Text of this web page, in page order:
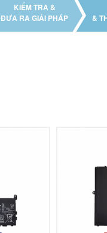
KIỂM TRA &
ĐƯA RA GIẢI PHÁP
&